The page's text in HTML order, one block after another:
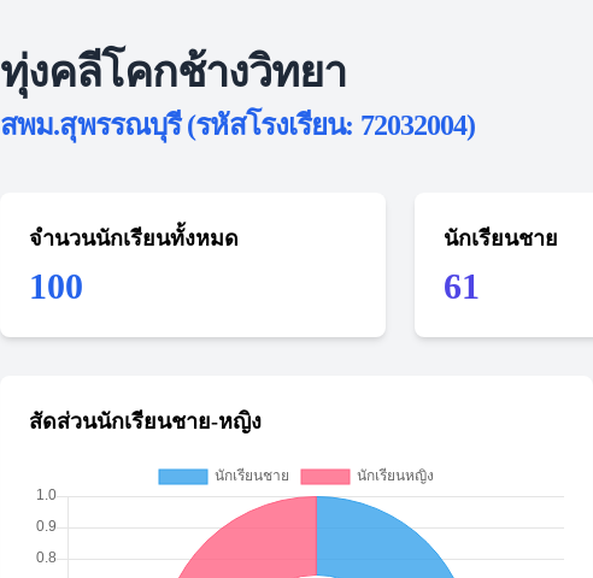
ทุ่งคลีโคกช้างวิทยา
สพม.สุพรรณบุรี (รหัสโรงเรียน: 72032004)
จำนวนนักเรียนทั้งหมด
100
นักเรียนชาย
61
สัดส่วนนักเรียนชาย-หญิง